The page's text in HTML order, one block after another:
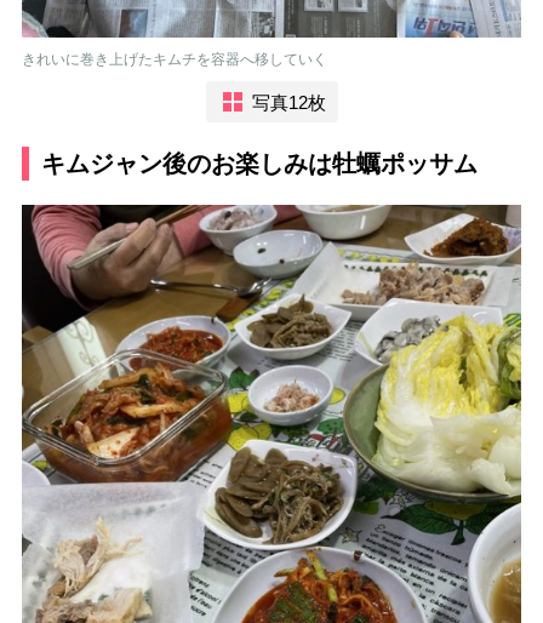
きれいに巻き上げたキムチを容器へ移していく
写真12枚
キムジャン後のお楽しみは牡蠣ポッサム